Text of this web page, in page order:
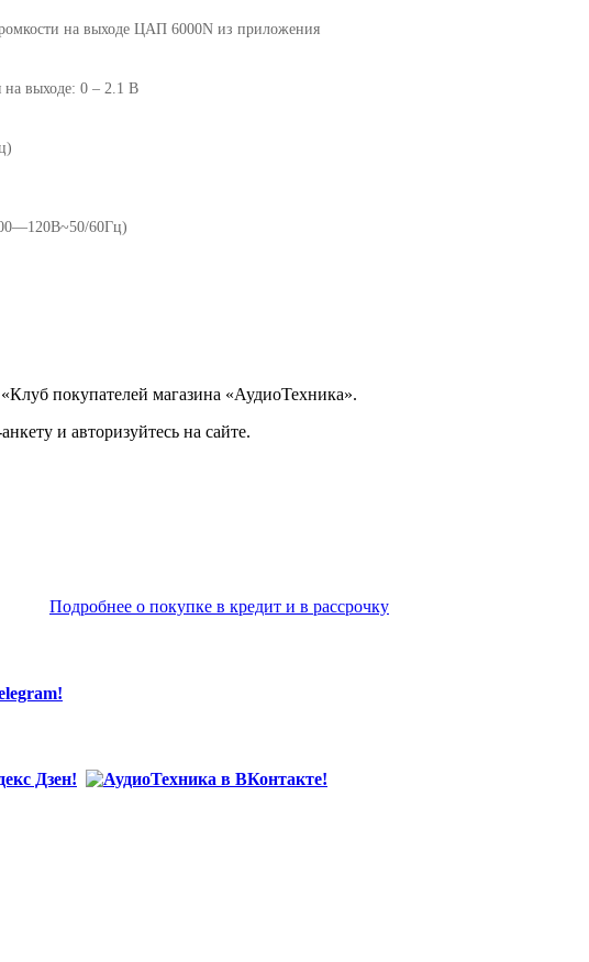
на выходе ЦАП 6000N из приложения
на выходе: 0 – 2.1 В
60Гц)
покупателей магазина «АудиоТехника».
и авторизуйтесь на сайте.
Подробнее о покупке в кредит и в рассрочку